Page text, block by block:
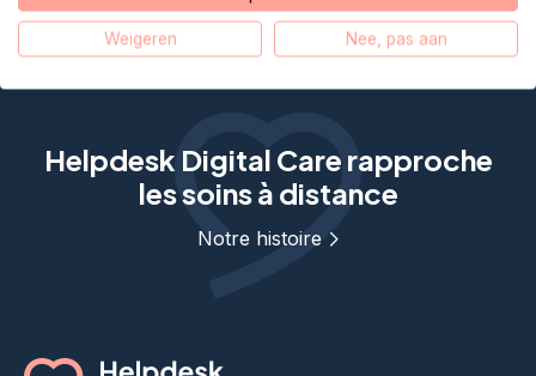
E-mail WhatsApp
Helpdesk Digital Care rapproche
les soins à distance
Notre histoire
Weigeren Nee, pas aan